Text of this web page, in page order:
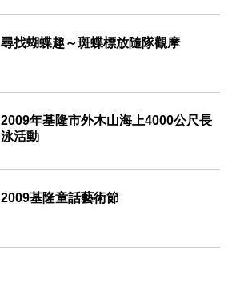
2009-08-20
尋找蝴蝶趣～斑蝶標放隨隊觀摩
2009-05-12
2009年基隆市外木山海上4000公尺長
泳活動
2009-04-21
2009基隆童話藝術節